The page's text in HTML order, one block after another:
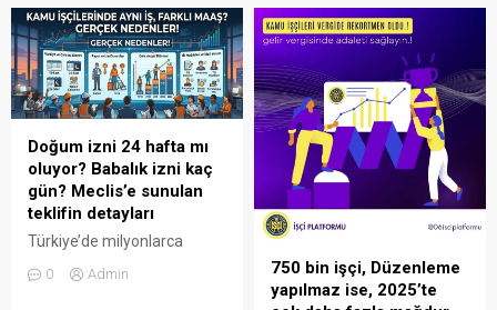
Doğum izni 24 hafta mı
oluyor? Babalık izni kaç
gün? Meclis’e sunulan
teklifin detayları
Türkiye’de milyonlarca
çalışan anneyi ilgilendiren
doğum izni düzenlemesi için
0 Admin
750 bin işçi, Düzenleme
yapılmaz ise, 2025’te